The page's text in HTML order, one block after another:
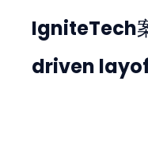
IgniteTech
driven